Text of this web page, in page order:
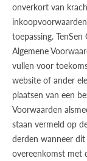
onverkort van
toepassing.
Algemene
vullen voor
website of ander
plaatsen van een
Voorwaarden
staan vermeld op
derden wanneer
overeenkomst met